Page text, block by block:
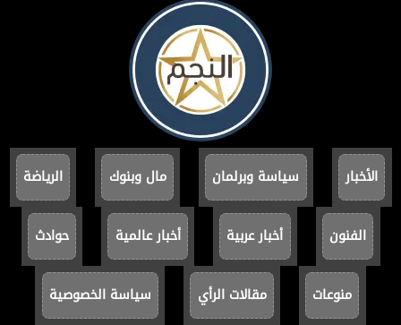
الأخبار سياسة وبرلمان مال وبنوك الرياضة
الفنون أخبار عربية أخبار عالمية حوادث
منوعات مقالات الرأي سياسة الخصوصية